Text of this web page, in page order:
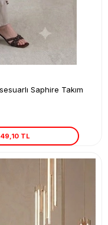
Saphire Takım
TL